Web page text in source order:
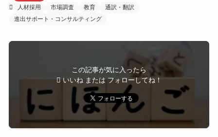
人材採用
市場調査 教育
通訳・翻訳
進出サポート・コンサルティング
この記事が気に入ったら
いいね または フォローしてね！